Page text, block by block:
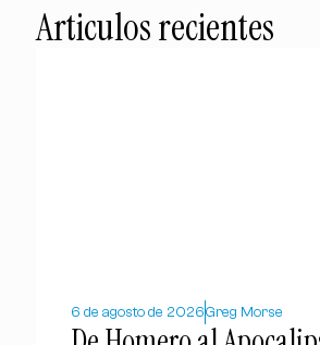
Articulos recientes
6 de agosto de 2026Greg Morse